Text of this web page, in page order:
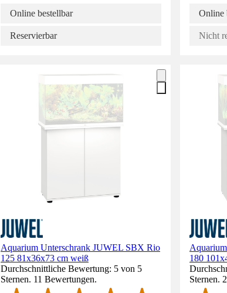
Online bestellbar
Reservierbar
Online
Nicht
Aquarium Unterschrank JUWEL SBX Rio
125 81x36x73 cm weiß
Durchschnittliche Bewertung: 5 von 5
Sternen. 11 Bewertungen.
180
Sternen.